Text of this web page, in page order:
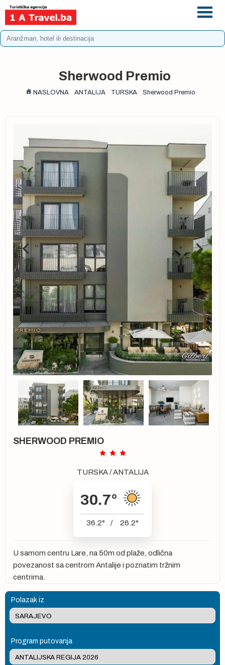
Sherwood Premio
NASLOVNA ANTALIJA TURSKA Sherwood Premio
SHERWOOD PREMIO
TURSKA/ANTALIJA
30.7°
36.2° / 26.2°
U samom centru Lare, na 50m od plaže, odlična
povezanost sa centrom Antalije i poznatim tržnim
centrima.
Polazak iz
Program putovanja